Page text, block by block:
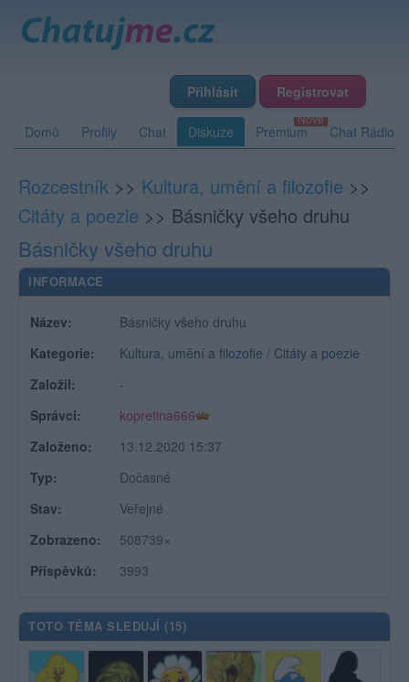
Přihlásit Registrovat
Domů Profily Chat Diskuze Premium Chat Rádio
Rozcestník >> Kultura, umění a filozofie >>
Citáty a poezie >> Básničky všeho druhu
Básničky všeho druhu
INFORMACE
Název:
Básničky všeho druhu
Kategorie:
Kultura, umění a filozofie / Citáty a poezie
Založil:
-
Správci:
kopretina666
Založeno:
13.12.2020 15:37
Typ:
Dočasné
Stav:
Veřejné
Zobrazeno:
508739×
Příspěvků:
3993
TOTO TÉMA SLEDUJÍ (15)